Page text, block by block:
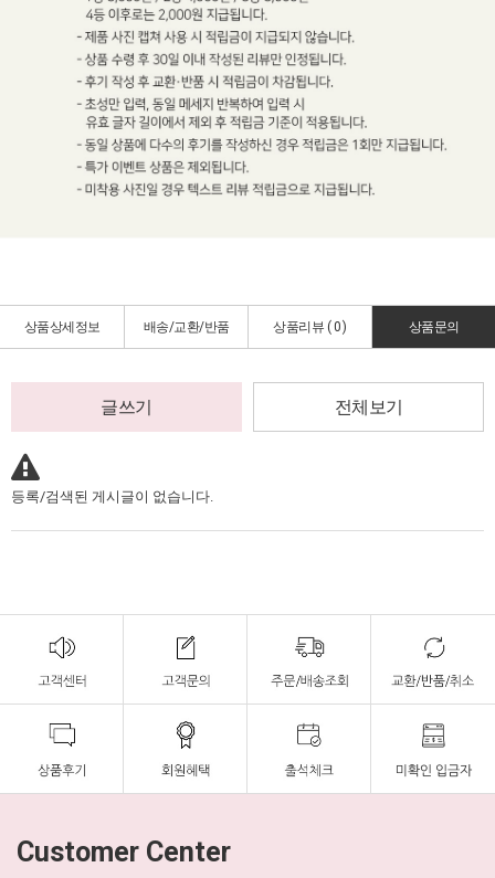
상품상세정보 배송/교환/반품 상품리뷰 (0) 상품문의
글쓰기 전체보기
등록/검색된 게시글이 없습니다.
Customer Center